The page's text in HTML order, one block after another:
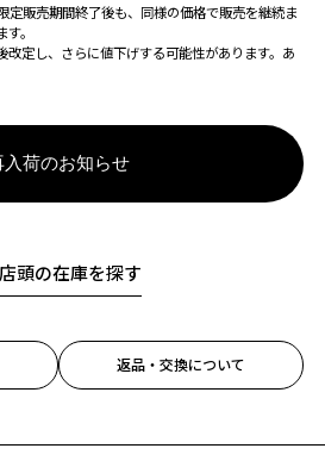
販売期間終了後も、同様の価格で販売を継続ま
。
改定し、さらに値下げする可能性があります。あ
入荷のお知らせ
店頭の在庫を探す
返品・交換について